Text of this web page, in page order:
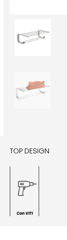
TOP DESIGN
Con VITI